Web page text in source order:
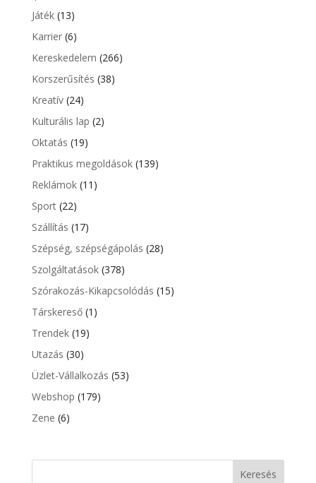
Játék(13)
Karrier(6)
Kereskedelem (266)
Korszerűsítés (38)
Kreatív(24)
Kulturális lap (2)
Oktatás (19)
Praktikus megoldások(139)
Reklámok(11)
Sport(22)
Szállítás (17)
Szépség, szépségápolás (28)
Szolgáltatások(378)
Szórakozás-Kikapcsolódás (15)
Társkereső(1)
Trendek(19)
Utazás (30)
Üzlet-Vállalkozás (53)
Webshop (179)
Zene (6)